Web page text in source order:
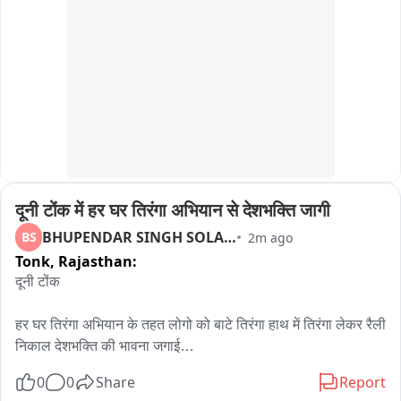
दूनी टोंक में हर घर तिरंगा अभियान से देशभक्ति जागी
BS BHUPENDAR SINGH SOLANKI 2m ago
Tonk, Rajasthan:
दूनी टोंक
हर घर तिरंगा अभियान के तहत लोगो को बाटे तिरंगा हाथ में तिरंगा लेकर रैली
निकाल देशभक्ति की भावना जगाई
नगर पालिका दूनी द्वारा स्वतंत्रता दिवस सप्ताह के पावन अवसर पर आमजन
0 0 Share Report